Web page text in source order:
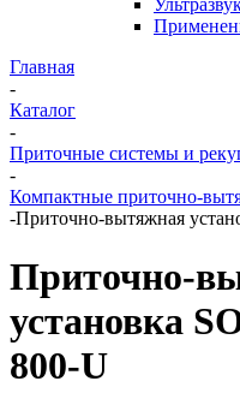
Главная
-
Каталог
-
Приточные системы и
-
Компактные приточно-
-Приточно-вытяжная
Приточно-
установка
800-U